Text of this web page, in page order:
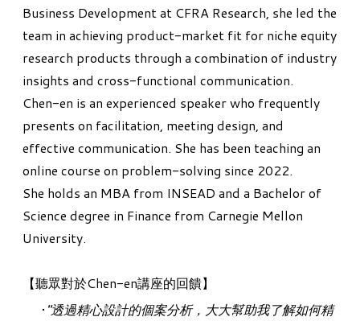
Business Development at CFRA Research, she led the
team in achieving product-market fit for niche equity
research products through a combination of industry
insights and cross-functional communication.
Chen-en is an experienced speaker who frequently
presents on facilitation, meeting design, and
effective communication. She has been teaching an
online course on problem-solving since 2022.
She holds an MBA from INSEAD and a Bachelor of
Science degree in Finance from Carnegie Mellon
University.
【聽眾對於Chen-en講座的回饋】
"透過精心設計的個案分析，大大幫助我了解如何精